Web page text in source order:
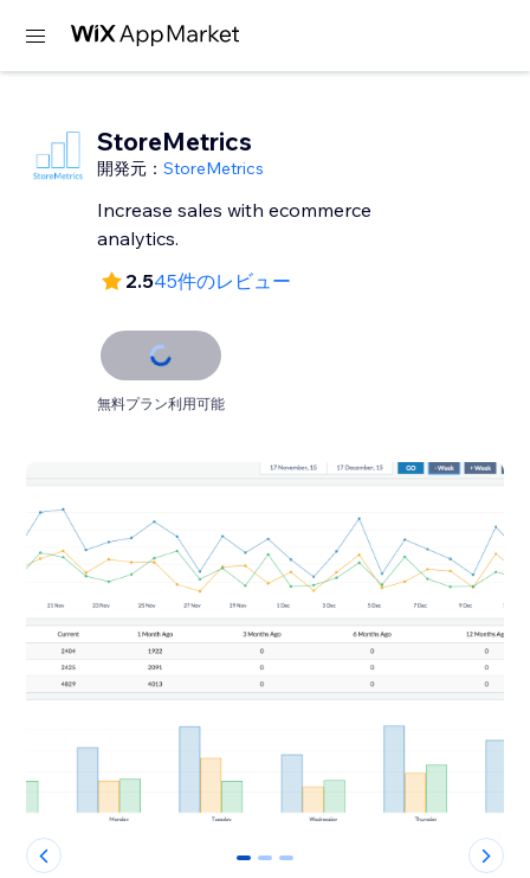
StoreMetrics
開発元：StoreMetrics
Increase sales with ecommerce
analytics.
2.545件のレビュー
無料プラン利用可能
0 1 2